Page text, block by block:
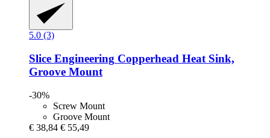
5.0 (3)
Slice Engineering Copperhead Heat Sink,
Groove Mount
-30%
Screw Mount
Groove Mount
€ 38,84 € 55,49